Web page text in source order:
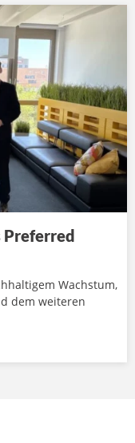
Preferred
Wachstum,
dem weiteren